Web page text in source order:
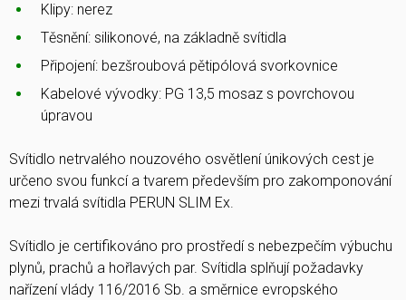
Klipy: nerez
Těsnění: silikonové, na základně svítidla
Připojení: bezšroubová pětipólová svorkovnice
Kabelové vývodky: PG 13,5 mosaz s povrchovou
úpravou
Svítidlo netrvalého nouzového osvětlení únikových cest je
určeno svou funkcí a tvarem především pro zakomponování
mezi trvalá svítidla PERUN SLIM Ex.
Svítidlo je certifikováno pro prostředí s nebezpečím výbuchu
plynů, prachů a hořlavých par. Svítidla splňují požadavky
nařízení vlády 116/2016 Sb. a směrnice evropského